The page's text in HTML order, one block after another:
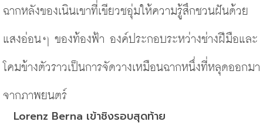
ฉากหลังของเนินเขาที่เขียวชอุ่มให้ความรู้สึกชวนฝันด้วย
แสงอ่อนๆ ของท้องฟ้า องค์ประกอบระหว่างช่างฝีมือและ
โคมข้างตัวราวเป็นการจัดวางเหมือนฉากหนึ่งที่หลุดออกมา
จากภาพยนตร์
Lorenz Berna เข้าชิงรอบสุดท้าย